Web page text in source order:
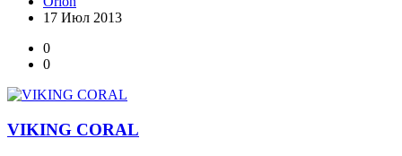
17 Июл 2013
0
0
VIKING CORAL